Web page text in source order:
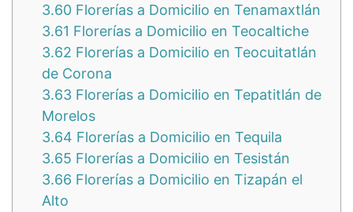
3.60 Florerías a Domicilio en Tenamaxtlán
3.61 Florerías a Domicilio en Teocaltiche
3.62 Florerías a Domicilio en Teocuitatlán
de Corona
3.63 Florerías a Domicilio en Tepatitlán de
Morelos
3.64 Florerías a Domicilio en Tequila
3.65 Florerías a Domicilio en Tesistán
3.66 Florerías a Domicilio en Tizapán el
Alto